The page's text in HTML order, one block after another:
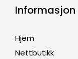
Informasjon
Hjem
Nettbutikk